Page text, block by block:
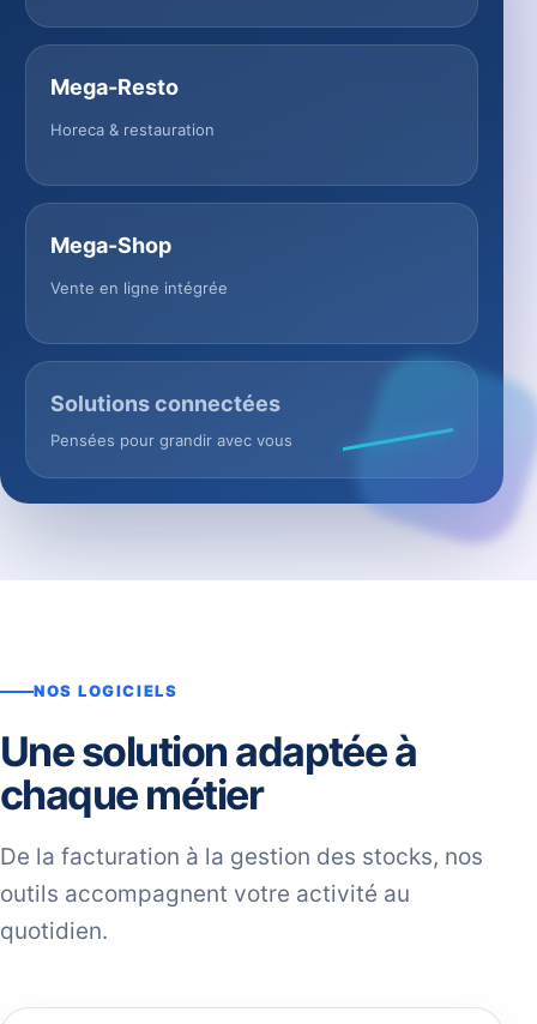
Mega-Resto
Horeca & restauration
Mega-Shop
Vente en ligne intégrée
Solutions connectées
Pensées pour grandir avec vous
NOS LOGICIELS
Une solution adaptée à
chaque métier
De la facturation à la gestion des stocks, nos
outils accompagnent votre activité au
quotidien.